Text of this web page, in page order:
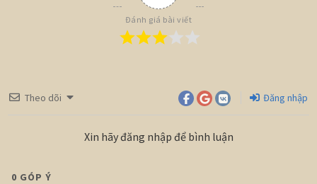
Đánh giá bài viết
Theo dõi Đăng nhập
Xin hãy đăng nhập để bình luận
0 GÓP Ý